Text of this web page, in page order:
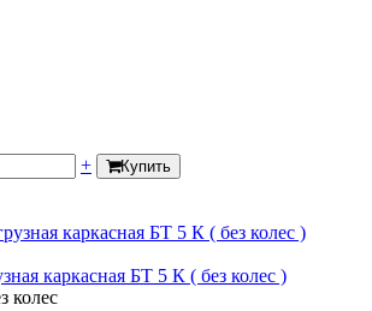
+ Купить
каркасная БТ 5 К ( без колес )
колес